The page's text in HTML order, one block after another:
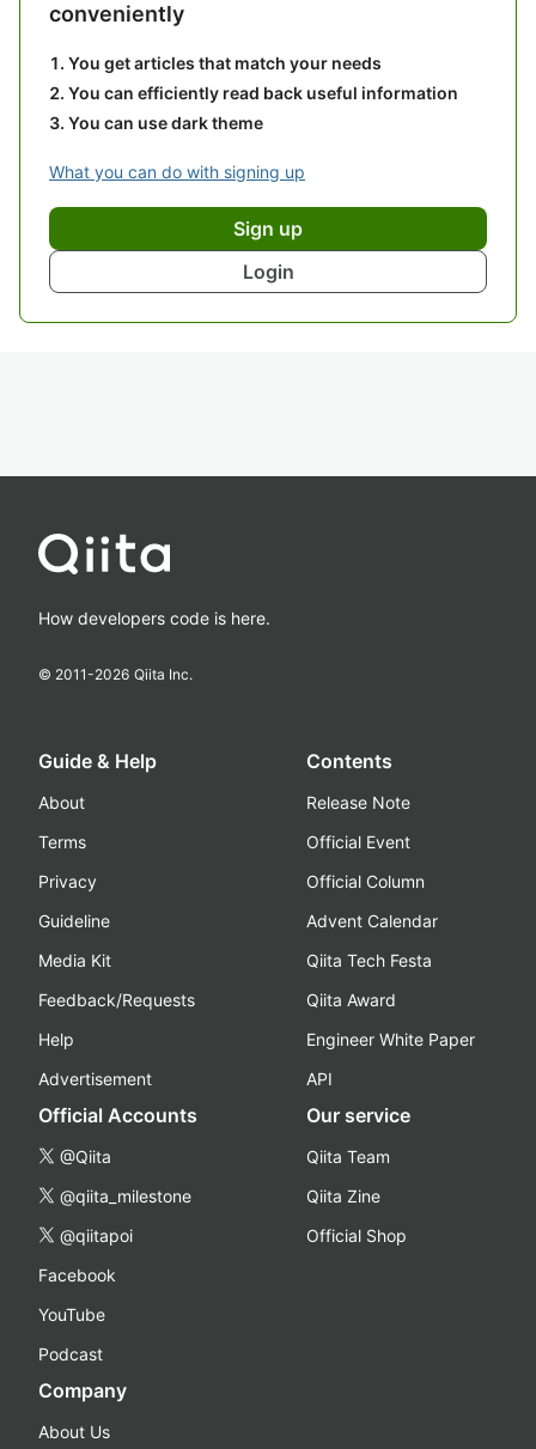
conveniently
You get articles that match your needs
You can efficiently read back useful information
You can use dark theme
What you can do with signing up
Sign up
Login
How developers code is here.
© 2011-2026 Qiita Inc.
Guide & Help
About
Terms
Privacy
Guideline
Media Kit
Feedback/Requests
Help
Advertisement
Contents
Release Note
Official Event
Official Column
Advent Calendar
Qiita Tech Festa
Qiita Award
Engineer White Paper
API
Official Accounts
@Qiita
@qiita_milestone
@qiitapoi
Facebook
YouTube
Podcast
Our service
Qiita Team
Qiita Zine
Official Shop
Company
About Us